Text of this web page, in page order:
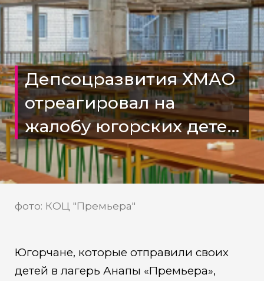
Депсоцразвития ХМАО
отреагировал на
жалобу югорских детей
о невыносимом
пребывании в лагере
фото: КОЦ "Премьера"
Югорчане, которые отправили своих
детей в лагерь Анапы «Премьера»,